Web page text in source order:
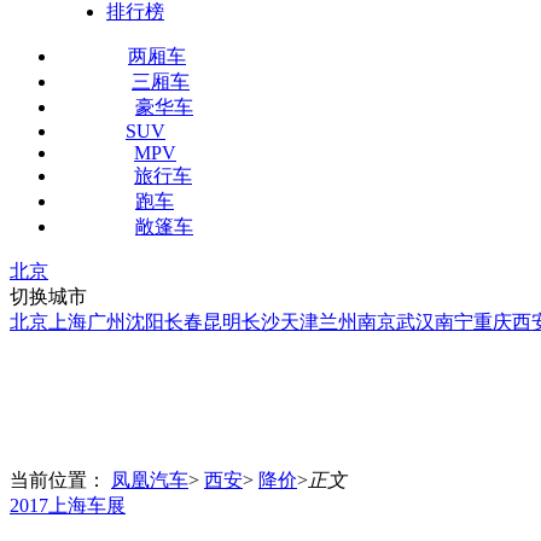
排行榜
两厢车
三厢车
豪华车
SUV
MPV
旅行车
跑车
敞篷车
北京
切换城市
北京 上海广州沈阳长春昆明长沙天津兰州南京武汉南宁重庆西
当前位置： 凤凰汽车> 西安> 降价>正文
2017上海车展